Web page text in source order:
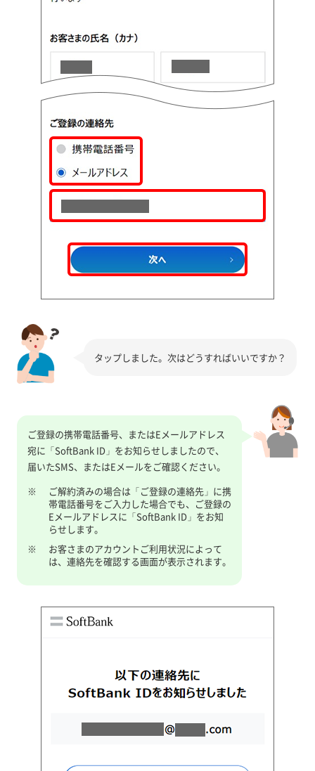
タップしました。次はどうすればいいですか？
ご登録の携帯電話番号、またはEメールアドレス
宛に「SoftBank ID」をお知らせしましたので、
届いたSMS、またはEメールをご確認ください。
※
ご解約済みの場合は「ご登録の連絡先」に携
帯電話番号をご入力した場合でも、ご登録の
Eメールアドレスに「SoftBank ID」をお知
らせします。
※
お客さまのアカウントご利用状況によって
は、連絡先を確認する画面が表示されます。